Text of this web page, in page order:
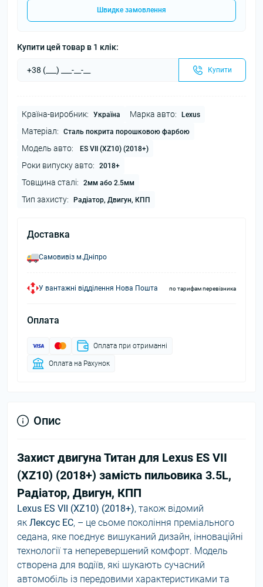
Швидке замовлення
Купити цей товар в 1 клік:
Купити
Країна-виробник: Україна Марка авто: Lexus
Матеріал: Сталь покрита порошковою фарбою
Модель авто: ES VII (XZ10) (2018+)
Роки випуску авто: 2018+
Товщина сталі: 2мм або 2.5мм
Тип захисту: Радіатор, Двигун, КПП
Доставка
Самовивіз м.Дніпро
У вантажні відділення Нова Пошта по тарифам перевізника
Оплата
Оплата при отриманні
Оплата на Рахунок
Опис
Захист двигуна Титан для Lexus ES VII
(XZ10) (2018+) замість пильовика 3.5L,
Радіатор, Двигун, КПП
Lexus ES VII (XZ10) (2018+), також відомий
як Лексус ЕС, – це сьоме покоління преміального
седана, яке поєднує вишуканий дизайн, інноваційні
технології та неперевершений комфорт. Модель
створена для водіїв, які шукають сучасний
автомобіль із передовими характеристиками та